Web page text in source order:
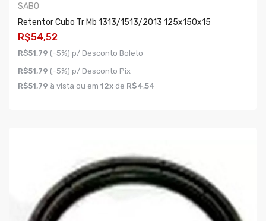
SABO
Retentor Cubo Tr Mb 1313/1513/2013 125x150x15
R$54,52
R$51,79 (-5%) p/ Desconto Boleto
R$51,79 (-5%) p/ Desconto Pix
R$51,79 à vista ou em 12x de R$4,54